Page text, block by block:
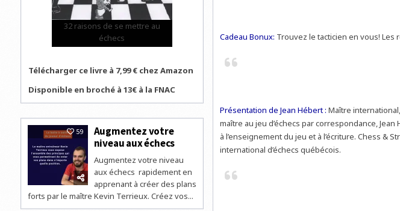
Cadeau Bonux: Trouvez le tacticien en vous!
Présentation de Jean Hébert : Maître
maître au jeu d’échecs par correspondance,
à l’enseignement du jeu et à l’écriture. Chess &
international d’échecs québécois.
32 raisons de se mettre au
échecs
Télécharger ce livre à 7,99 € chez Amazon
Disponible en broché à 13€ à la FNAC
59
Augmentez votre
niveau aux échecs
Augmentez votre niveau
aux échecs rapidement en
apprenant à créer des plans
forts par le maître Kevin Terrieux. Créez vos...